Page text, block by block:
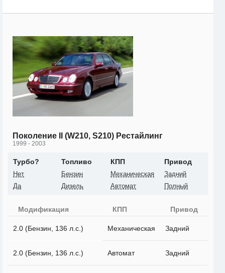
Поколение II (W210, S210) Рестайлинг
1999 - 2003
Турбо?
Нет
Да
Топливо
Бензин
Дизель
КПП
Механическая
Автомат
Привод
Задний
Полный
Модификация КПП Привод
2.0 (Бензин, 136 л.с.) Механическая Задний
2.0 (Бензин, 136 л.с.) Автомат Задний